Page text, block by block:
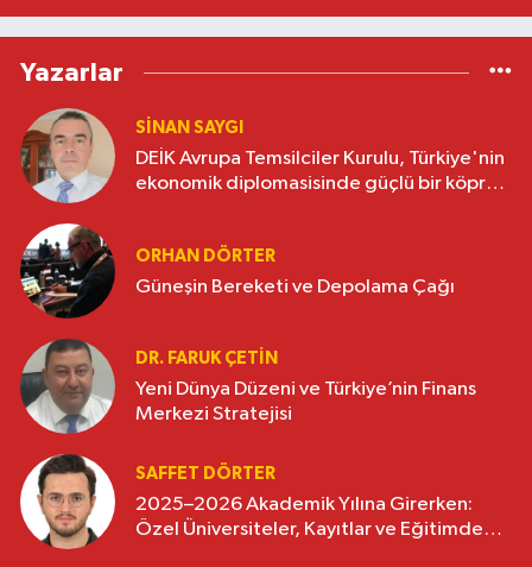
Yazarlar
SINAN SAYGI
DEİK Avrupa Temsilciler Kurulu, Türkiye'nin
ekonomik diplomasisinde güçlü bir köprü
ORHAN DÖRTER
Güneşin Bereketi ve Depolama Çağı
DR. FARUK ÇETİN
Yeni Dünya Düzeni ve Türkiye’nin Finans
Merkezi Stratejisi
SAFFET DÖRTER
2025–2026 Akademik Yılına Girerken:
Özel Üniversiteler, Kayıtlar ve Eğitimde